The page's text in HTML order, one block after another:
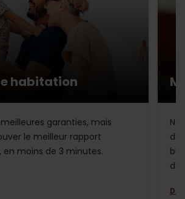
habitation
garanties, mais
le meilleur rapport
en moins de 3 minutes.
de
de